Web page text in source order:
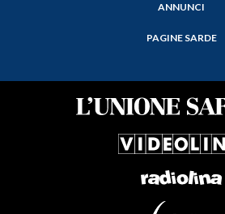
ANNUNCI
PAGINE SARDE